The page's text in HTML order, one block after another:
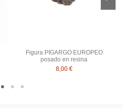
Figura PIGARGO EUROPEO
posado en resina
8,00 €